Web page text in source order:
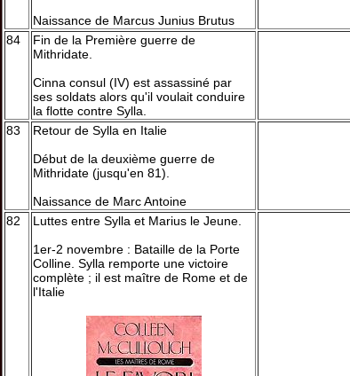
Naissance de Marcus Junius Brutus
84
Fin de la Première guerre de
Mithridate.
Cinna consul (IV) est assassiné par
ses soldats alors qu'il voulait conduire
la flotte contre Sylla.
83
Retour de Sylla en Italie
Début de la deuxième guerre de
Mithridate (jusqu'en 81).
Naissance de Marc Antoine
82
Luttes entre Sylla et Marius le Jeune.
1er-2 novembre : Bataille de la Porte
Colline. Sylla remporte une victoire
complète ; il est maître de Rome et de
l'Italie